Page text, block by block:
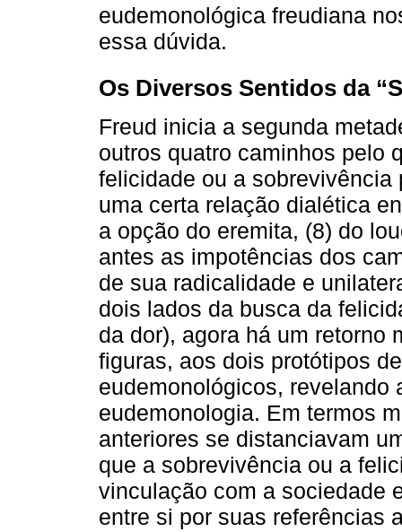
eudemonológica freudiana
essa dúvida.
Os Diversos Sentidos da
Freud inicia a segunda
outros quatro caminhos pelo
felicidade ou a
uma certa relação dialética
a opção do eremita, (8) do
antes as impotências dos
de sua radicalidade e
dois lados da busca da
da dor), agora há um retorno
figuras, aos dois protótipos
eudemonológicos, revelando
eudemonologia. Em termos
anteriores se distanciavam
que a sobrevivência ou a
vinculação com a sociedade
entre si por suas referências